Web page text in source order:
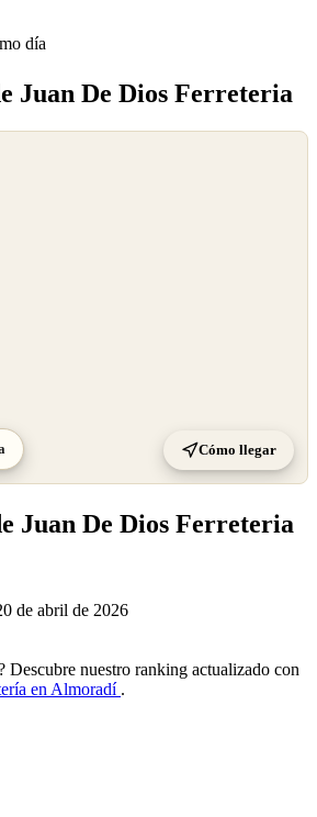
día
Juan De Dios Ferreteria
Cómo llegar
Juan De Dios Ferreteria
de abril de 2026
Descubre nuestro ranking actualizado con
en Almoradí .